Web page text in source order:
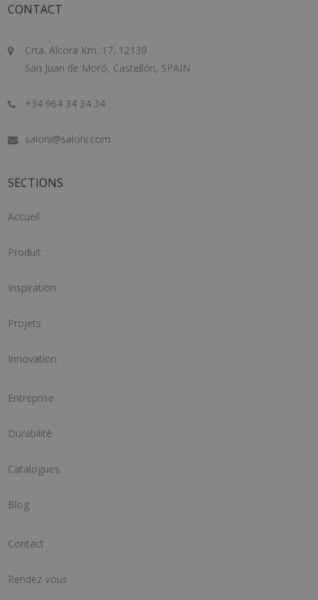
CONTACT
Crta. Alcora Km. 17, 12130
San Juan de Moró, Castellón, SPAIN
+34 964 34 34 34
saloni@saloni.com
SECTIONS
Accueil
Produit
Inspiration
Projets
Innovation
Entreprise
Durabilité
Catalogues
Blog
Contact
Rendez-vous